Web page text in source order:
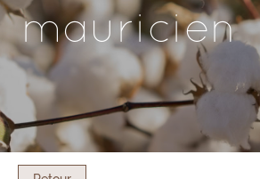
mauricien